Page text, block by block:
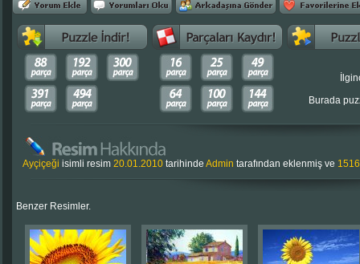
Burada
Ayçiçeği isimli resim 20.01.2010 tarihinde Admin tarafından eklenmiş ve
Benzer Resimler.